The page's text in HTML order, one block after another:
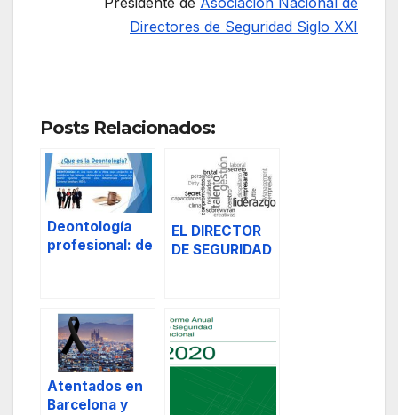
Directores de Seguridad Siglo XXI
Posts Relacionados:
Deontología
profesional: de
personal de
seguridad
privada.
EL DIRECTOR
DE SEGURIDAD
Atentados en
Barcelona y